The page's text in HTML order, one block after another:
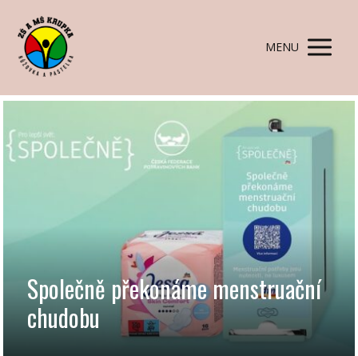
MENU
Společně překonáme menstruační
chudobu